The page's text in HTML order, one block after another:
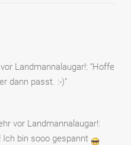
Landmannalaugar!: “Hoffe
dann passt. :-)”
vor Landmannalaugar!:
Ich bin sooo gespannt